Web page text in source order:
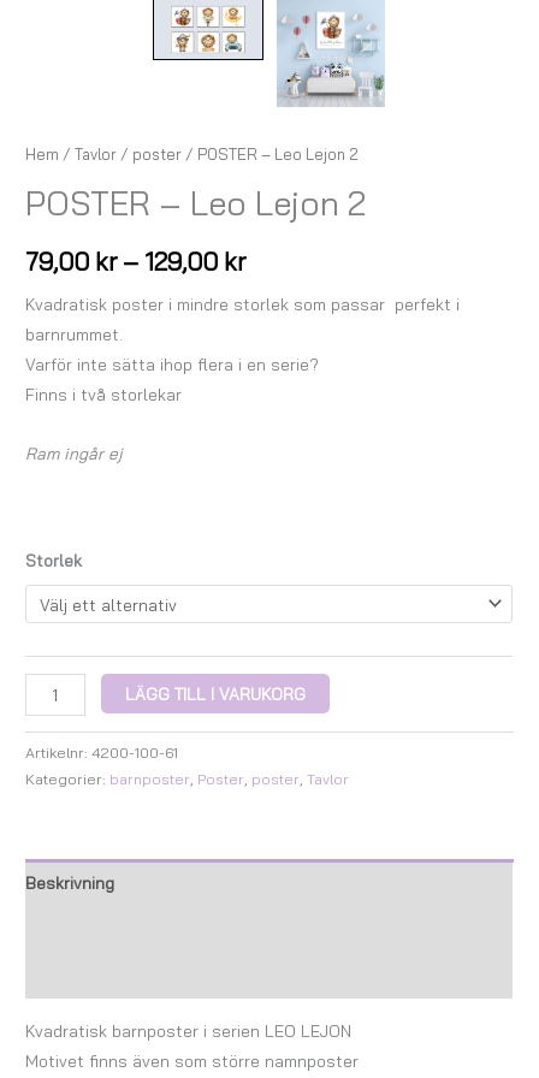
Hem /Tavlor / poster / POSTER – Leo Lejon 2
POSTER – Leo Lejon 2
79,00 kr – 129,00 kr
Kvadratisk poster i mindre storlek som passar perfekt i
barnrummet.
Varför inte sätta ihop flera i en serie?
Finns i två storlekar
Ram ingår ej
Storlek
LÄGG TILL I VARUKORG
Artikelnr:4200-100-61
Kategorier: barnposter, Poster, poster,Tavlor
Beskrivning
Kvadratisk barnposter i serien LEO LEJON
Motivet finns även som större namnposter